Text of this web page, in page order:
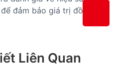
đảm bảo giá trị đồng
Liên Quan